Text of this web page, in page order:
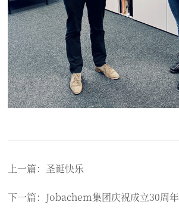
上一篇：圣诞快乐
下一篇：Jobachem集团庆祝成立30周年